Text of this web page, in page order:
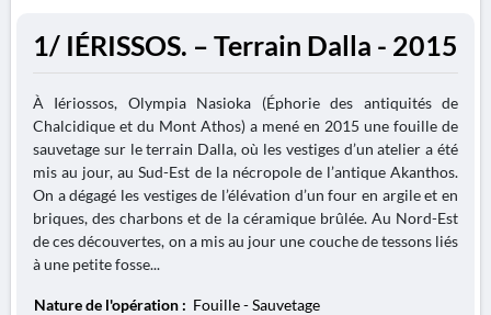
1/ IÉRISSOS. – Terrain Dalla - 2015
À Iériossos, Olympia Nasioka (Éphorie des antiquités de
Chalcidique et du Mont Athos) a mené en 2015 une fouille de
sauvetage sur le terrain Dalla, où les vestiges d’un atelier a été
mis au jour, au Sud-Est de la nécropole de l’antique Akanthos.
On a dégagé les vestiges de l’élévation d’un four en argile et en
briques, des charbons et de la céramique brûlée. Au Nord-Est
de ces découvertes, on a mis au jour une couche de tessons liés
à une petite fosse...
Nature de l'opération : Fouille - Sauvetage